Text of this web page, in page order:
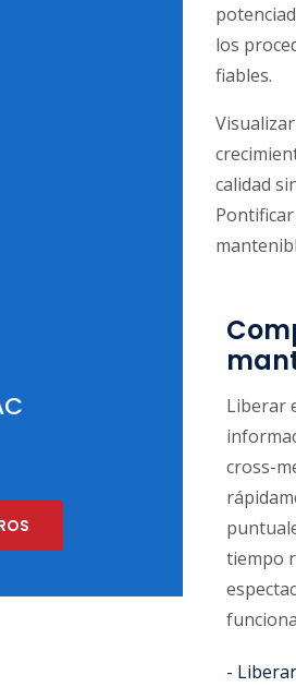
los
fiables.
calidad
Liberar
cross-
tiempo
-